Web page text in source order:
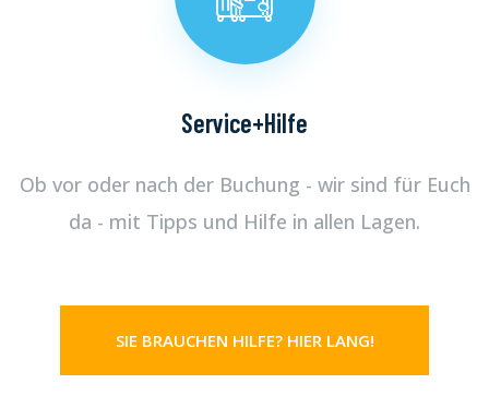
Service+Hilfe
Ob vor oder nach der Buchung - wir sind für Euch
da - mit Tipps und Hilfe in allen Lagen.
SIE BRAUCHEN HILFE? HIER LANG!